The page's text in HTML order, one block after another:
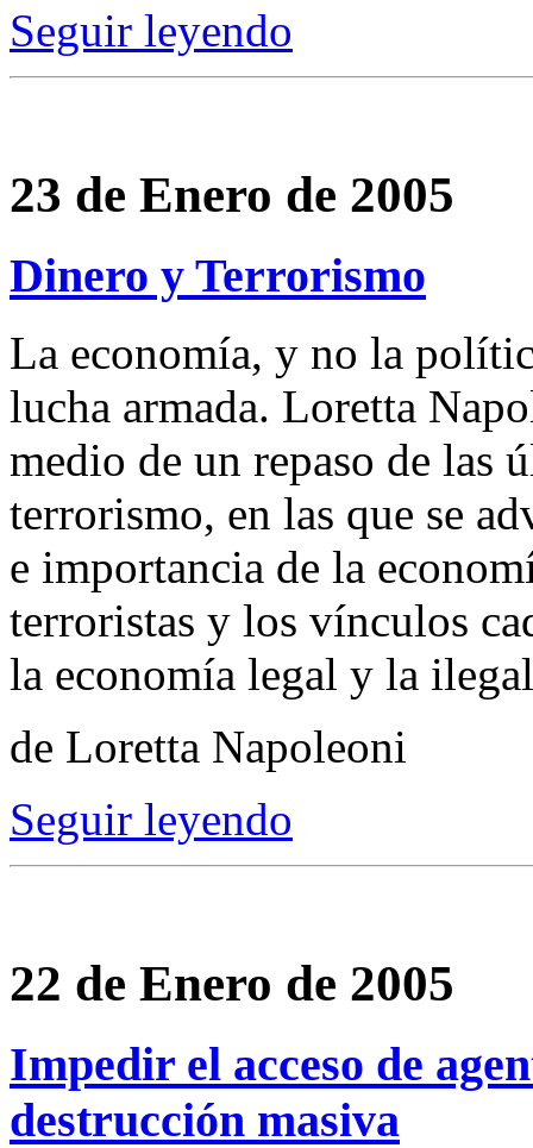
Seguir leyendo
23 de Enero de 2005
Dinero y Terrorismo
La economía, y no la
lucha armada. Loretta
medio de un repaso de las
terrorismo, en las que se
e importancia de la
terroristas y los vínculos
la economía legal y la
de Loretta Napoleoni
Seguir leyendo
22 de Enero de 2005
Impedir el acceso de
destrucción masiva